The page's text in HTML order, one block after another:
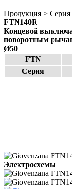
Продукция > Серия
FTN140R
Концевой
поворотным
Ø50
FTN
Серия
Электросхемы